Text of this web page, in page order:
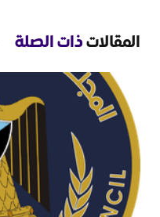
المقالاتذات الصلة